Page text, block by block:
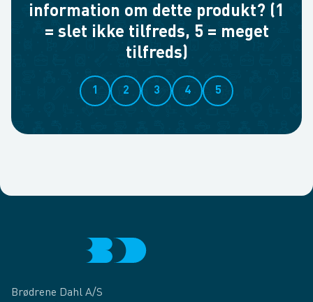
information om dette produkt? (1
= slet ikke tilfreds, 5 = meget
tilfreds)
1 2 3 4 5
Brødrene Dahl A/S